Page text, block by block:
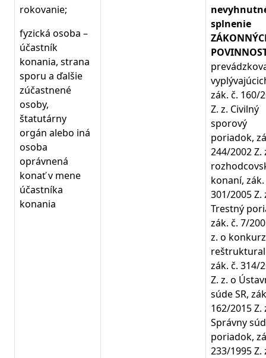
rokovanie;
fyzická osoba –
účastník
konania, strana
sporu a ďalšie
zúčastnené
osoby,
štatutárny
orgán alebo iná
osoba
oprávnená
konať v mene
účastníka
konania
splnenie
zák. č. 160/
Z. z. Civilný
sporový
poriadok,
244/2002 Z.
konaní, zák.
301/2005 Z.
Trestný
zák. č. 7/
z. o
zák. č. 314/
Z. z. o
súde SR,
162/2015 Z.
Správny
poriadok,
233/1995 Z.